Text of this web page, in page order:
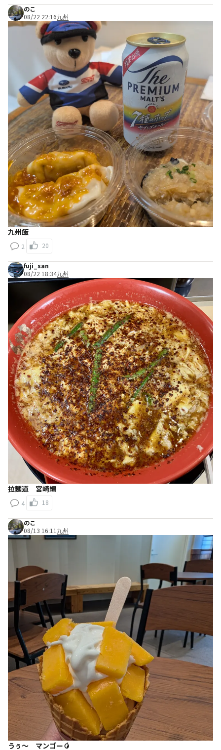
のこ
08/22 22:16九州
九州飯
2 20
fuji_san
08/22 18:34九州
拉麺道 宮崎編
4 18
のこ
08/13 16:11九州
うぅ〜 マンゴー🥭